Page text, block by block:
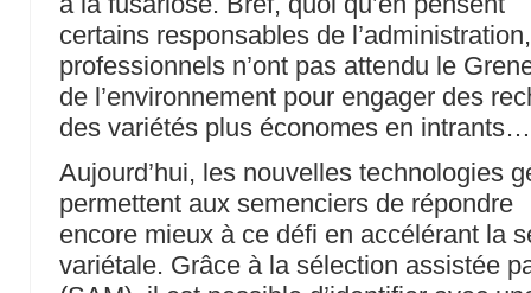
certains responsables de
professionnels n’ont pas attendu le
de l’environnement pour engager des
des variétés plus économes en intrants…
Aujourd’hui, les nouvelles technologies
permettent aux semenciers de répondre
encore mieux à ce défi en accélérant la
variétale. Grâce à la sélection assistée